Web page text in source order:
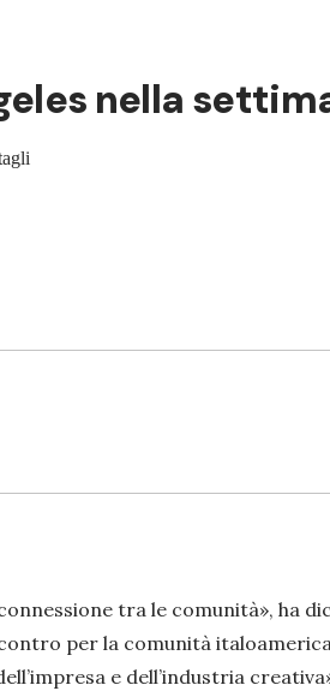
nella
tra le comunità», ha
per la comunità
e dell’industria